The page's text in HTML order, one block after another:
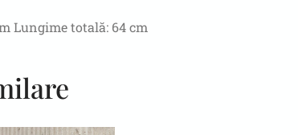
Lungime totală: 64 cm